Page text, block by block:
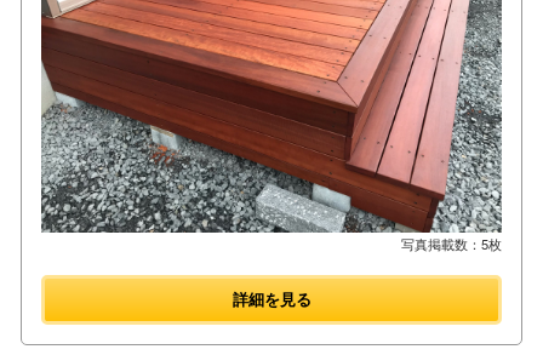
写真掲載数：5枚
詳細を見る